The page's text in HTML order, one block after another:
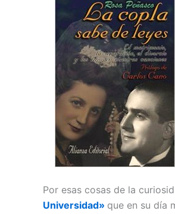
Por esas cosas de la
Universidad» que en su día